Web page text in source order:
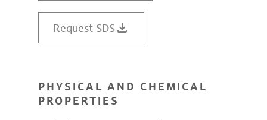
Request SDS
PHYSICAL AND CHEMICAL
PROPERTIES